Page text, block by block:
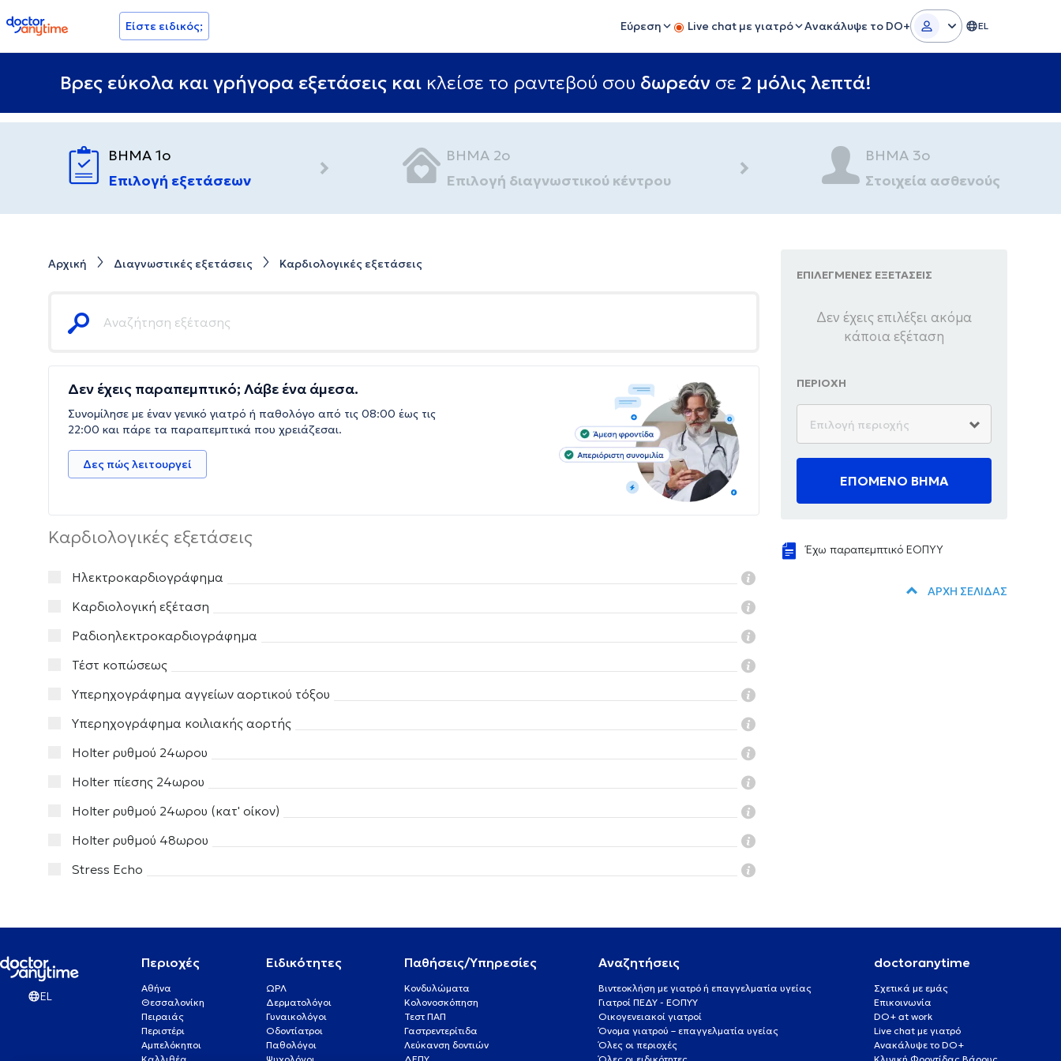
doctoranytime Είστε ειδικός; Εύρεση Live chat με γιατρό Ανακάλυψε το DO+ EL
Βρες εύκολα και γρήγορα εξετάσεις και κλείσε το ραντεβού σου δωρεάν σε 2 μόλις λεπτά!
ΒΗΜΑ 1ο
Επιλογή εξετάσεων
ΒΗΜΑ 2ο
Επιλογή διαγνωστικού κέντρου
ΒΗΜΑ 3ο
Στοιχεία ασθενούς
Αρχική Διαγνωστικές εξετάσεις Καρδιολογικές εξετάσεις
Δεν έχεις παραπεμπτικό; Λάβε ένα άμεσα.
Συνομίλησε με έναν γενικό γιατρό ή παθολόγο από τις 08:00 έως τις
22:00 και πάρε τα παραπεμπτικά που χρειάζεσαι.
Δες πώς λειτουργεί
Καρδιολογικές εξετάσεις
Ηλεκτροκαρδιογράφημα
Καρδιολογική εξέταση
Ραδιοηλεκτροκαρδιογράφημα
Τέστ κοπώσεως
Υπερηχογράφημα αγγείων αορτικού τόξου
Υπερηχογράφημα κοιλιακής αορτής
Holter ρυθμού 24ωρου
Holter πίεσης 24ωρου
Holter ρυθμού 24ωρου (κατ' οίκον)
Holter ρυθμού 48ωρου
Stress Echo
ΕΠΙΛΕΓΜΕΝΕΣ ΕΞΕΤΑΣΕΙΣ
Δεν έχεις επιλέξει ακόμα
κάποια εξέταση
ΠΕΡΙΟΧΗ
ΕΠΟΜΕΝΟ ΒΗΜΑ
Έχω παραπεμπτικό ΕΟΠΥΥ
ΑΡΧΗ ΣΕΛΙΔΑΣ
EL
Περιοχές
Αθήνα
Θεσσαλονίκη
Πειραιάς
Περιστέρι
Αμπελόκηποι
Ειδικότητες
ΩΡΛ
Δερματολόγοι
Γυναικολόγοι
Οδοντίατροι
Παθολόγοι
Παθήσεις/Υπηρεσίες
Κονδυλώματα
Κολονοσκόπηση
Τεστ ΠΑΠ
Γαστρεντερίτιδα
Λεύκανση δοντιών
Αναζητήσεις
Βιντεοκλήση με γιατρό ή επαγγελματία υγείας
Γιατροί ΠΕΔΥ - ΕΟΠΥΥ
Οικογενειακοί γιατροί
Όνομα γιατρού – επαγγελματία υγείας
Όλες οι περιοχές
doctoranytime
Σχετικά με εμάς
Επικοινωνία
DO+ at work
Live chat με γιατρό
Ανακάλυψε το DO+